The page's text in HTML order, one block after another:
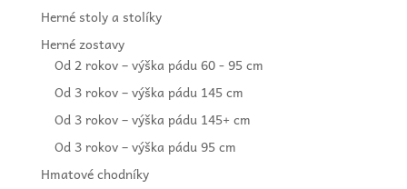
Herné stoly a stolíky
Herné zostavy
Od 2 rokov – výška pádu 60 - 95 cm
Od 3 rokov – výška pádu 145 cm
Od 3 rokov – výška pádu 145+ cm
Od 3 rokov – výška pádu 95 cm
Hmatové chodníky